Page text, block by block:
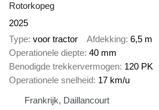
Rotorkopeg
2025
Type voor tractor Afdekking 6,5 m
Operationele diepte 40 mm
Benodigde trekkervermogen 120 PK
Operationele snelheid 17 km/u
Frankrijk, Daillancourt